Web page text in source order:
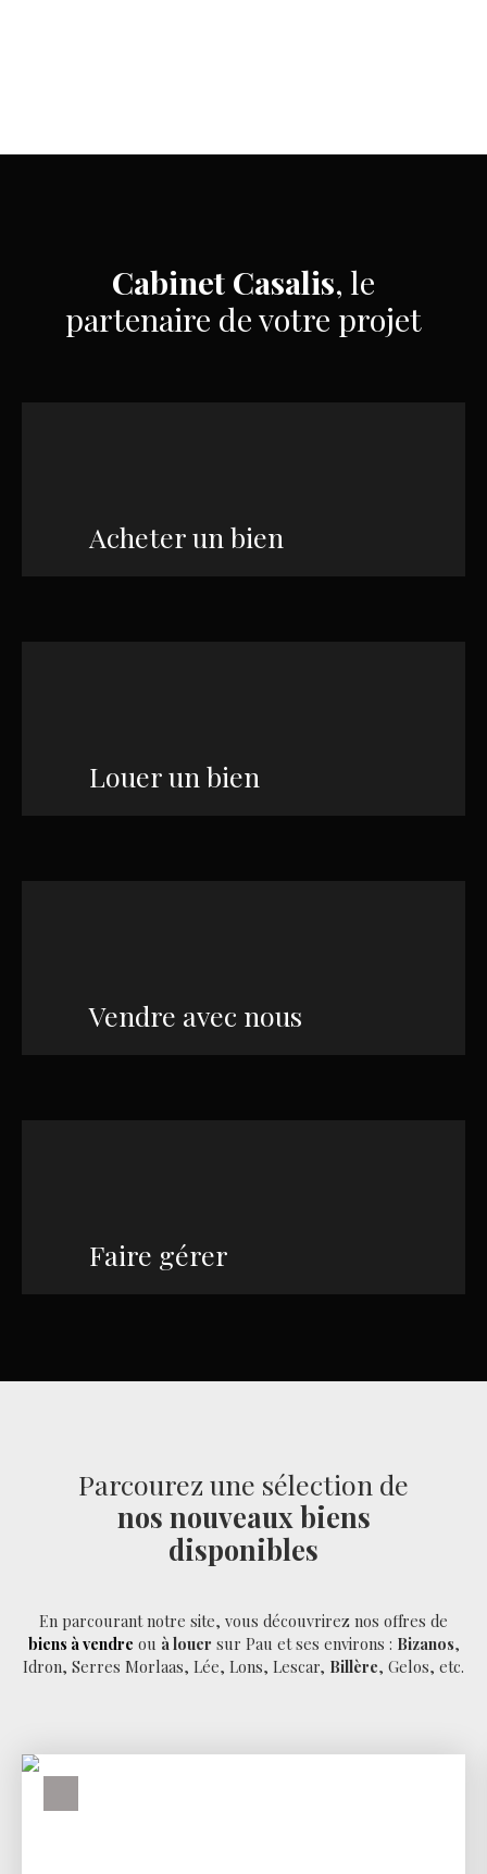
Cabinet Casalis, le
partenaire de votre projet
Acheter un bien
Louer un bien
Vendre avec nous
Faire gérer
Parcourez une sélection de
nos nouveaux biens
disponibles
En parcourant notre site, vous découvrirez nos offres de
biens à vendre ou à louer sur Pau et ses environs : Bizanos,
Idron, Serres Morlaas, Lée, Lons, Lescar, Billère, Gelos, etc.